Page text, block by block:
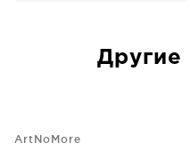
Другие
ArtNoMore